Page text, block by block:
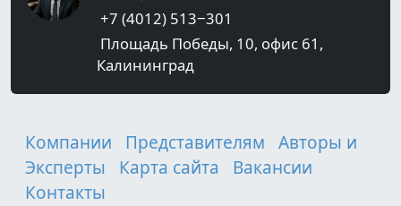
+7 (4012) 513‒301
Площадь Победы, 10, офис 61,
Калининград
Компании Представителям
Авторы и
Эксперты
Карта сайта
Вакансии
Контакты